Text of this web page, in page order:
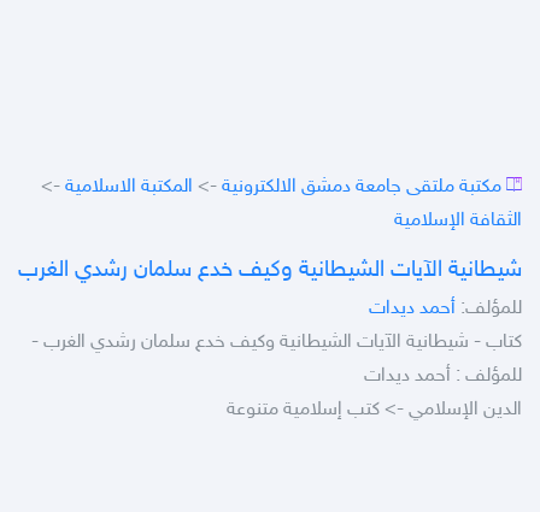
مكتبة ملتقى جامعة دمشق الالكترونية -> المكتبة الاسلامية ->
الثقافة الإسلامية
شيطانية الآيات الشيطانية وكيف خدع سلمان رشدي الغرب
للمؤلف: أحمد ديدات
كتاب - شيطانية الآيات الشيطانية وكيف خدع سلمان رشدي الغرب -
للمؤلف : أحمد ديدات
الدين الإسلامي -> كتب إسلامية متنوعة